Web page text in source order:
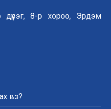
дүүрэг, 8-р хороо, Эрдэм
вэ?